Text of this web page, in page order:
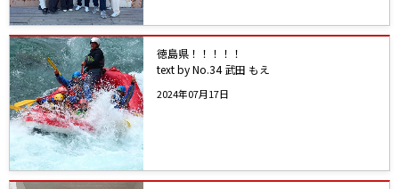
徳島県！！！！！
text by No.34 武田 もえ
2024年07月17日